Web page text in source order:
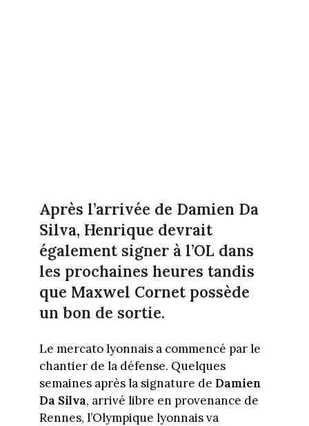
Après l’arrivée de Damien Da
Silva, Henrique devrait
également signer à l’OL dans
les prochaines heures tandis
que Maxwel Cornet possède
un bon de sortie.
Le mercato lyonnais a commencé par le
chantier de la défense. Quelques
semaines après la signature de Damien
Da Silva, arrivé libre en provenance de
Rennes, l’Olympique lyonnais va